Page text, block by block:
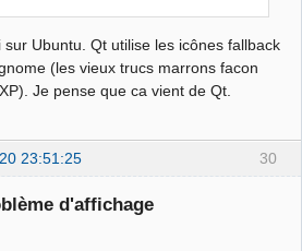
sur Ubuntu. Qt utilise les icônes fallback
(les vieux trucs marrons facon
Je pense que ca vient de Qt.
30
23:51:25
d'affichage